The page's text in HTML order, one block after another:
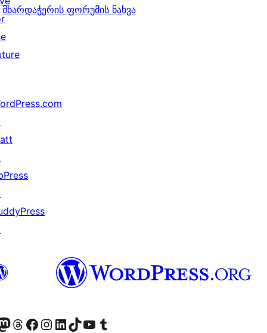
მხარდაჭერის ფორუმის ნახვა
accountaccount
our Mastodon account
Visit our Threads account
Visit our Facebook page
Visit our Instagram account
Visit our LinkedIn account
Visit our TikTok account
Visit our YouTube channel
Visit our Tumblr account